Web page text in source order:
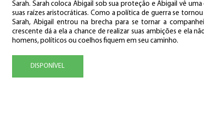
Sarah. Sarah coloca Abigail sob sua proteção e Abigail vê
suas raízes aristocráticas. Como a política de guerra se
Sarah, Abigail entrou na brecha para se tornar a
crescente dá a ela a chance de realizar suas ambições e ela
homens, políticos ou coelhos fiquem em seu caminho.
DISPONÍVEL